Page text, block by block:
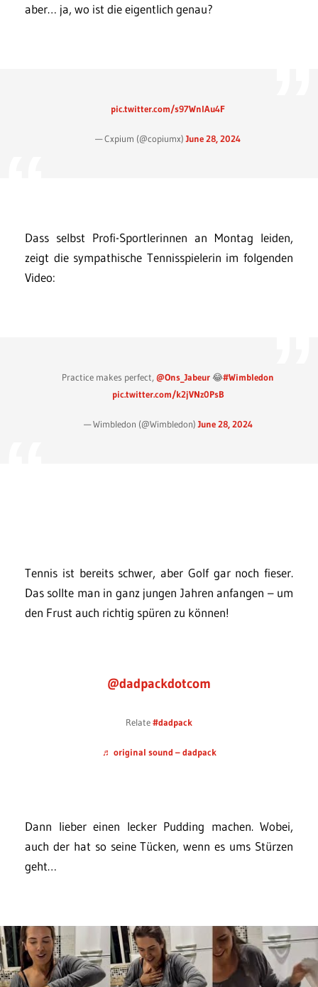
aber… ja, wo ist die eigentlich genau?
pic.twitter.com/s97WnlAu4F
— Cxpium (@copiumx)June 28, 2024
Dass selbst Profi-Sportlerinnen an Montag leiden,
zeigt die sympathische Tennisspielerin im folgenden
Video:
Practice makes perfect,@Ons_Jabeur😂#Wimbledon
pic.twitter.com/k2jVNz0PsB
— Wimbledon (@Wimbledon)June 28, 2024
Tennis ist bereits schwer, aber Golf gar noch fieser.
Das sollte man in ganz jungen Jahren anfangen – um
den Frust auch richtig spüren zu können!
@dadpackdotcom
Relate#dadpack
♬ original sound – dadpack
Dann lieber einen lecker Pudding machen. Wobei,
auch der hat so seine Tücken, wenn es ums Stürzen
geht…